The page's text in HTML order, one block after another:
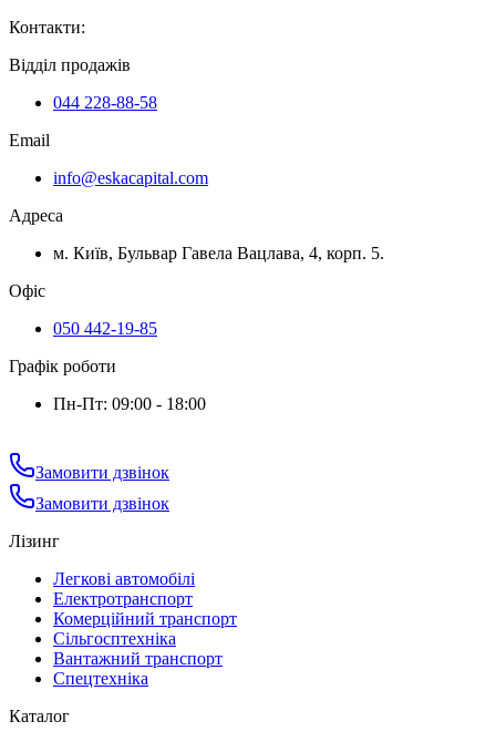
Контакти:
Відділ продажів
044 228-88-58
Email
info@eskacapital.com
Адреса
м. Київ, Бульвар Гавела Вацлава, 4, корп. 5.
Офіс
050 442-19-85
Графік роботи
Пн-Пт: 09:00 - 18:00
Замовити дзвінок
Замовити дзвінок
Лізинг
Легкові автомобілі
Електротранспорт
Комерційний транспорт
Сільгосптехніка
Вантажний транспорт
Спецтехніка
Каталог